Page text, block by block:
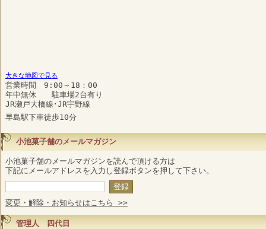
大きな地図で見る
営業時間 9:00～18：00
年中無休 駐車場2台有り
JR瀬戸大橋線･JR宇野線
早島駅下車徒歩10分
小池菓子舗のメールマガジン
小池菓子舗のメールマガジンを読んで頂ける方は
下記にメールアドレスを入力し登録ボタンを押して下さい。
変更・解除・お知らせはこちら >>
管理人 四代目